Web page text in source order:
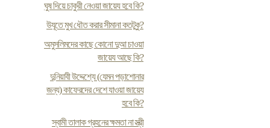
ঘুষ দিয়ে চাকুরী নেওয়া জায়েয হবে কি?
উযূতে মুখ ধৌত করার সীমানা কতটুকু?
অমুসলিমদের কাছে কোনো দুআ চাওয়া
জায়েয আছে কি?
দুনিয়াবী উদ্দেশ্যে (যেমন পড়াশোনার
জন্য) কাফেরদের দেশে যাওয়া জায়েয
হবে কি?
স্বামী তালাক গ্রহনের ক্ষমতা না স্ত্রী